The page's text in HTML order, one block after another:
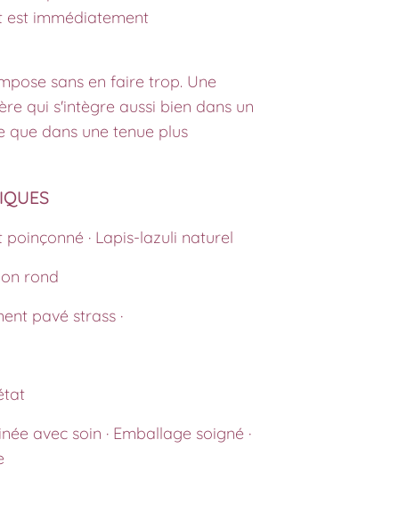
immédiatement
sans en faire trop. Une
qui s'intègre aussi bien dans un
que dans une tenue plus
poinçonné · Lapis-lazuli naturel
rond
pavé strass ·
avec soin · Emballage soigné ·